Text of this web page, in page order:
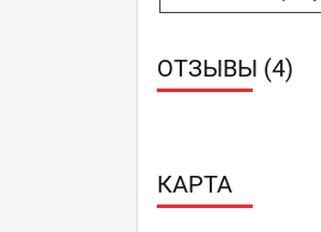
ОТЗЫВЫ (4)
КАРТА